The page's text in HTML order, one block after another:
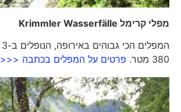
מפלי קרימלKrimmler Wasserfälle
המפלים
380 מטר.
פרטים על המפלים בכתבה <<<